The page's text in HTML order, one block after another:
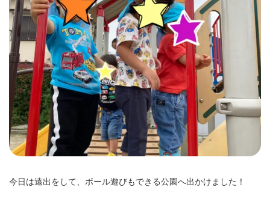
今日は遠出をして、ボール遊びもできる公園へ出かけました！